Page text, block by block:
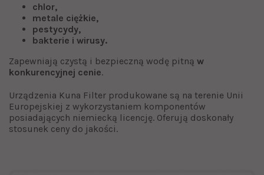
chlor,
metale ciężkie,
pestycydy,
bakterie i wirusy.
Zapewniają czystą i bezpieczną wodę pitną w
konkurencyjnej cenie.
Urządzenia Kuna Filter produkowane są na terenie Unii
Europejskiej z wykorzystaniem komponentów
posiadających niemiecką licencję. Oferują doskonały
stosunek ceny do jakości.